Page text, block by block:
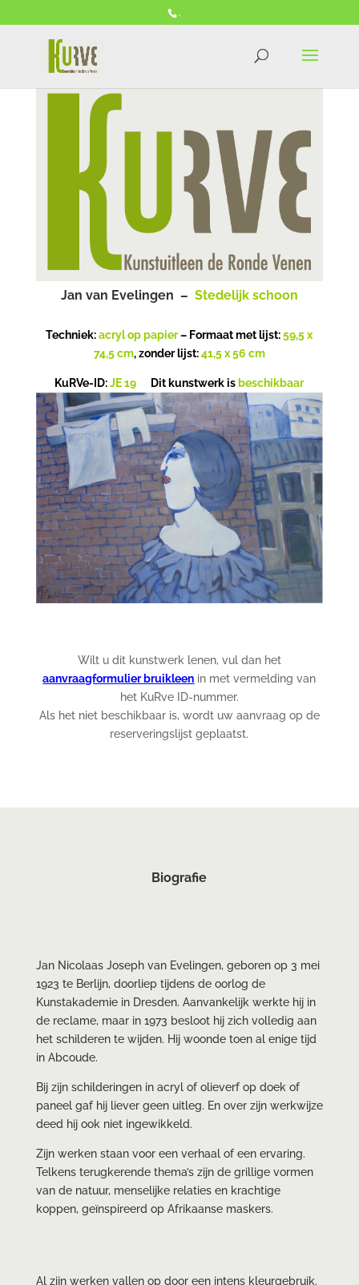
.
Jan van Evelingen – Stedelijk schoon
Techniek:acryl op papier– Formaat met lijst:59,5 x
74,5 cm, zonder lijst:41,5 x 56 cm
KuRVe-ID:JE 19 Dit kunstwerk is beschikbaar
Wilt u dit kunstwerk lenen, vul dan het
aanvraagformulier bruikleen in met vermelding van
het KuRve ID-nummer.
Als het niet beschikbaar is, wordt uw aanvraag op de
reserveringslijst geplaatst.
Biografie
Jan Nicolaas Joseph van Evelingen, geboren op 3 mei
1923 te Berlijn, doorliep tijdens de oorlog de
Kunstakademie in Dresden. Aanvankelijk werkte hij in
de reclame, maar in 1973 besloot hij zich volledig aan
het schilderen te wijden. Hij woonde toen al enige tijd
in Abcoude.
Bij zijn schilderingen in acryl of olieverf op doek of
paneel gaf hij liever geen uitleg. En over zijn werkwijze
deed hij ook niet ingewikkeld.
Zijn werken staan voor een verhaal of een ervaring.
Telkens terugkerende thema’s zijn de grillige vormen
van de natuur, menselijke relaties en krachtige
koppen, geïnspireerd op Afrikaanse maskers.
Al zijn werken vallen op door een intens kleurgebruik.